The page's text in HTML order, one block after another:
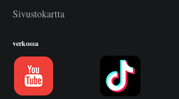
Sivustokartta
verkossa